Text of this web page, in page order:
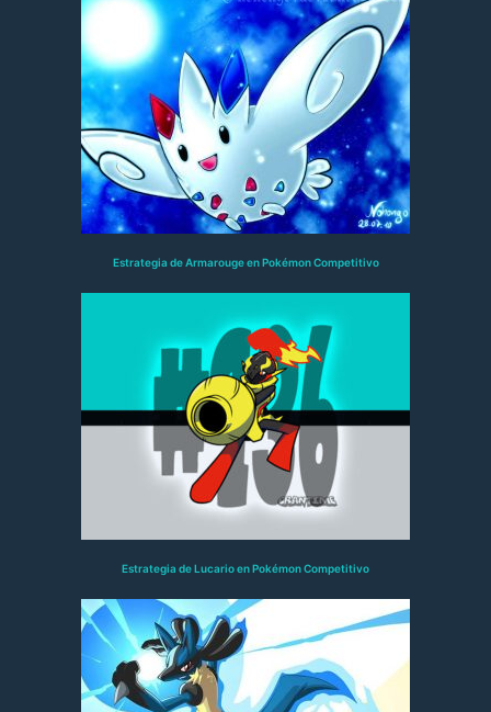
Estrategia de Armarouge en Pokémon Competitivo
Estrategia de Lucario en Pokémon Competitivo